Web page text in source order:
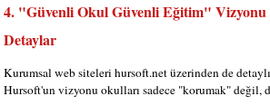
4. "Güvenli Okul Güvenli Eğitim"
Detaylar
Kurumsal web siteleri hursoft.net üzerinden de
Hursoft'un vizyonu okulları sadece "korumak" değil,